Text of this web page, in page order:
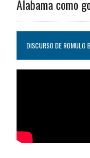
Alabama como
DISCURSO DE ROMULO